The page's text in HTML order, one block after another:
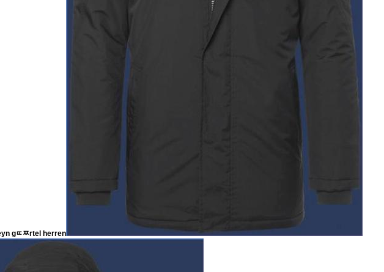
gﾨﾹrtel herren